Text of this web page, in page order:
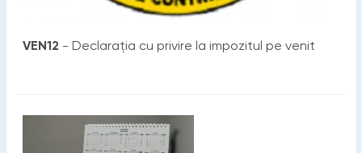
VEN12 - Declaraţia cu privire la impozitul pe venit